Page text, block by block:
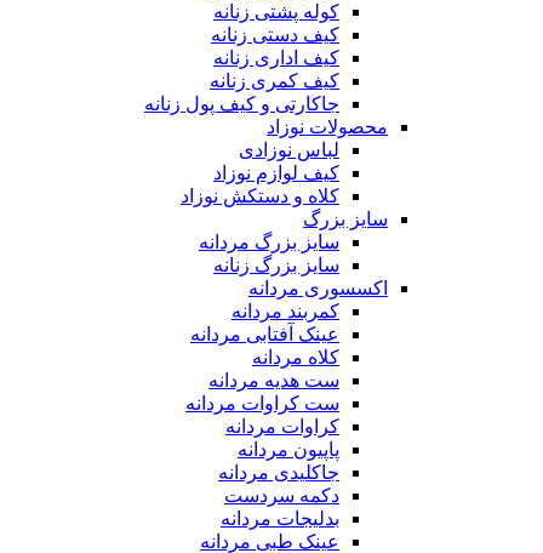
کوله پشتی زنانه
کیف دستی زنانه
کیف اداری زنانه
کیف کمری زنانه
جاکارتی و کیف پول زنانه
محصولات نوزاد
لباس نوزادی
کیف لوازم نوزاد
کلاه و دستکش نوزاد
سایز بزرگ
سایز بزرگ مردانه
سایز بزرگ زنانه
اکسسوری مردانه
کمربند مردانه
عینک آفتابی مردانه
کلاه مردانه
ست هدیه مردانه
ست کراوات مردانه
کراوات مردانه
پاپیون مردانه
جاکلیدی مردانه
دکمه سردست
بدلیجات مردانه
عینک طبی مردانه